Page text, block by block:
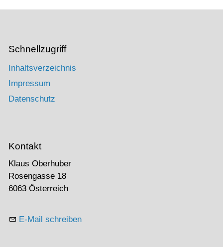
Schnellzugriff
Inhaltsverzeichnis
Impressum
Datenschutz
Kontakt
Klaus Oberhuber
Rosengasse 18
6063 Österreich
E-Mail schreiben